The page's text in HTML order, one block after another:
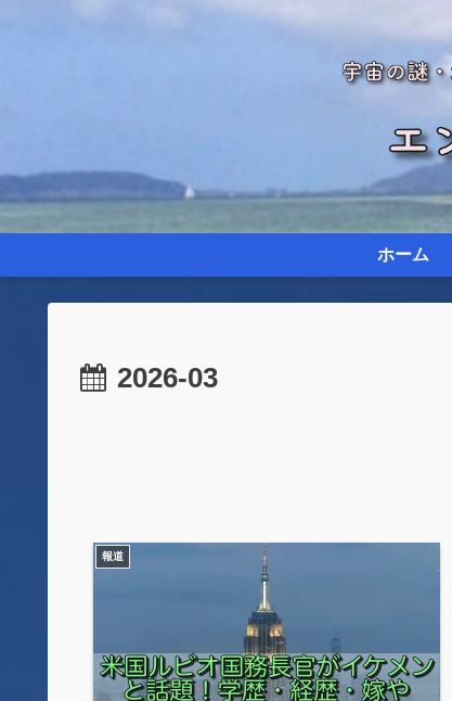
ホーム
2026-03
報道